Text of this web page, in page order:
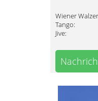
Wiener
Tango:
Jive: